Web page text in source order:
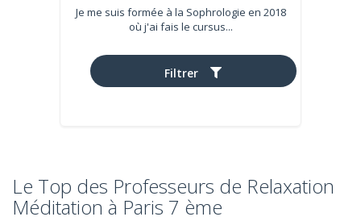
Filtrer
Je me suis formée à la Sophrologie en 2018
où j'ai fais le cursus...
45€
Le Top des Professeurs de Relaxation
Méditation à Paris 7 ème